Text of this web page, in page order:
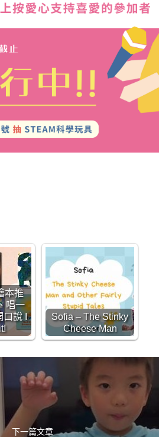
本推
唱一
口說 I
Sofia – The Stinky
Cheese Man
下一篇文章